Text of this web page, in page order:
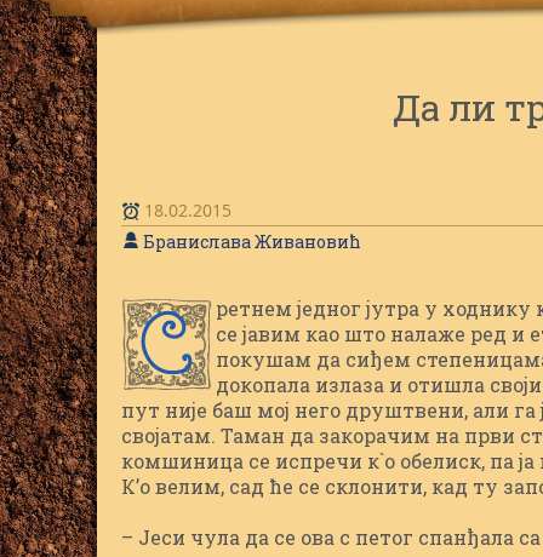
Да ли
18.02.2015
Бранислава Живановић
С
ретнем једног јутра у
се јавим као што налаже ред и
покушам да сиђем
докопала излаза и отишла
пут није баш мој него друштвени, али га
својатам. Таман да закорачим на први
комшиница се испречи к`о обелиск, па
К’о велим, сад ће се склонити, кад ту
– Јеси чула да се ова с петог спанђала